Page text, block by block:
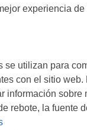
experiencia
se utilizan para
con el sitio web.
información sobre
rebote, la fuente